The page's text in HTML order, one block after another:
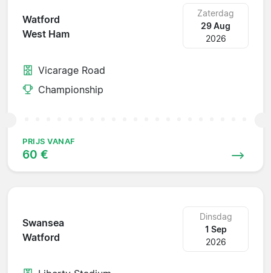
Watford
West Ham
Zaterdag
29 Aug
2026
Vicarage Road
Championship
PRIJS VANAF
60 €
Swansea
Watford
Dinsdag
1 Sep
2026